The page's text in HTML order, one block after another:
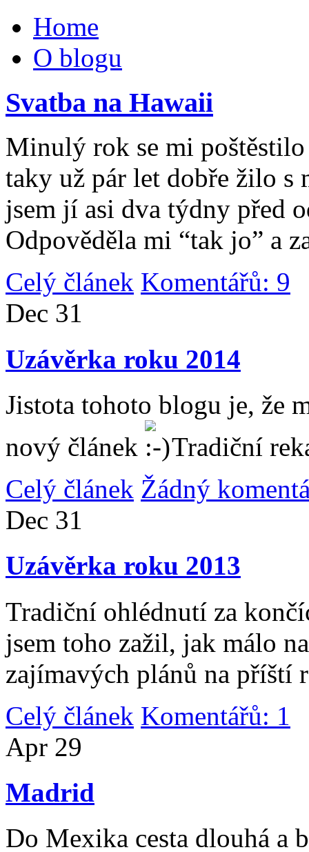
Home
O blogu
Svatba na Hawaii
Minulý rok se mi
taky už pár let dobře žilo
jsem jí asi dva týdny před
Odpověděla mi “tak jo” a
Celý článek Komentářů: 9
Dec 31
Uzávěrka roku 2014
Jistota tohoto blogu je, že
nový článek
Tradiční
Celý článek Žádný
Dec 31
Uzávěrka roku 2013
Tradiční ohlédnutí za
jsem toho zažil, jak málo
zajímavých plánů na příští
Celý článek Komentářů: 1
Apr 29
Madrid
Do Mexika cesta dlouhá a